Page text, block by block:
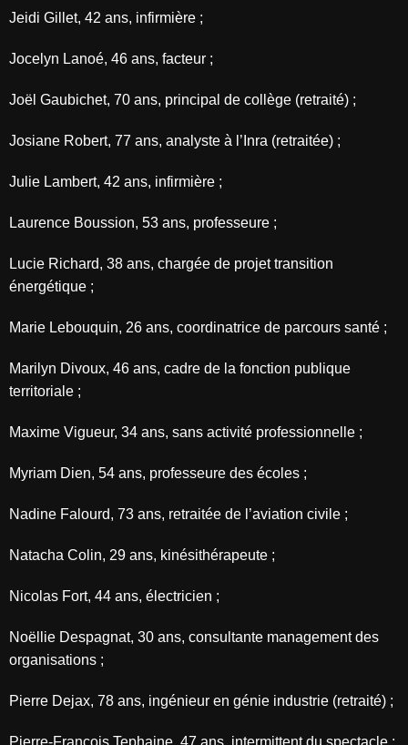
Jeidi Gillet, 42 ans, infirmière ;
Jocelyn Lanoé, 46 ans, facteur ;
Joël Gaubichet, 70 ans, principal de collège (retraité) ;
Josiane Robert, 77 ans, analyste à l’Inra (retraitée) ;
Julie Lambert, 42 ans, infirmière ;
Laurence Boussion, 53 ans, professeure ;
Lucie Richard, 38 ans, chargée de projet transition
énergétique ;
Marie Lebouquin, 26 ans, coordinatrice de parcours santé ;
Marilyn Divoux, 46 ans, cadre de la fonction publique
territoriale ;
Maxime Vigueur, 34 ans, sans activité professionnelle ;
Myriam Dien, 54 ans, professeure des écoles ;
Nadine Falourd, 73 ans, retraitée de l’aviation civile ;
Natacha Colin, 29 ans, kinésithérapeute ;
Nicolas Fort, 44 ans, électricien ;
Noëllie Despagnat, 30 ans, consultante management des
organisations ;
Pierre Dejax, 78 ans, ingénieur en génie industrie (retraité) ;